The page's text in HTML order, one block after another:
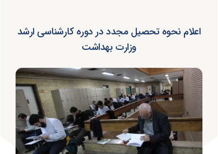
اعلام نحوه تحصیل مجدد در دوره کارشناسی ارشد
وزارت بهداشت